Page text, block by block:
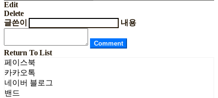
Edit
Delete
글쓴이
내용
Comment
Return To List
페이스북
카카오톡
네이버 블로그
밴드